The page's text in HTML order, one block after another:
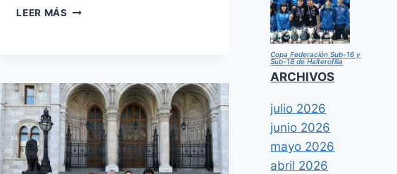
LEER MÁS CAMPEONATO
DE
HALTEROFILIA
Copa Federación Sub-16 y
Sub-18 de Halterofilia
ARCHIVOS
julio 2026
junio 2026
mayo 2026
abril 2026